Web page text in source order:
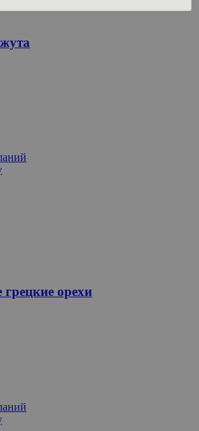
грецкие орехи
орехи
крупные, белые и сушеные